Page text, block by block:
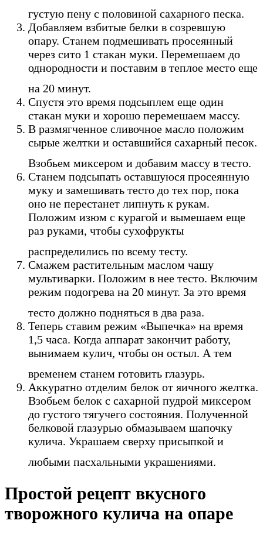
густую пену с половиной сахарного песка.
Добавляем взбитые белки в созревшую
опару. Станем подмешивать просеянный
через сито 1 стакан муки. Перемешаем до
однородности и поставим в теплое место еще
на 20 минут.
Спустя это время подсыплем еще один
стакан муки и хорошо перемешаем массу.
В размягченное сливочное масло положим
сырые желтки и оставшийся сахарный песок.
Взобьем миксером и добавим массу в тесто.
Станем подсыпать оставшуюся просеянную
муку и замешивать тесто до тех пор, пока
оно не перестанет липнуть к рукам.
Положим изюм с курагой и вымешаем еще
раз руками, чтобы сухофрукты
распределились по всему тесту.
Смажем растительным маслом чашу
мультиварки. Положим в нее тесто. Включим
режим подогрева на 20 минут. За это время
тесто должно подняться в два раза.
Теперь ставим режим «Выпечка» на время
1,5 часа. Когда аппарат закончит работу,
вынимаем кулич, чтобы он остыл. А тем
временем станем готовить глазурь.
Аккуратно отделим белок от яичного желтка.
Взобьем белок с сахарной пудрой миксером
до густого тягучего состояния. Полученной
белковой глазурью обмазываем шапочку
кулича. Украшаем сверху присыпкой и
любыми пасхальными украшениями.
Простой рецепт вкусного
творожного кулича на опаре